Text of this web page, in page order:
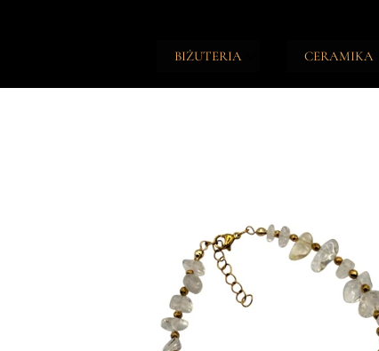
BIŻUTERIA
TALIZMANY
CERAMIKA
ŚWIECZKI